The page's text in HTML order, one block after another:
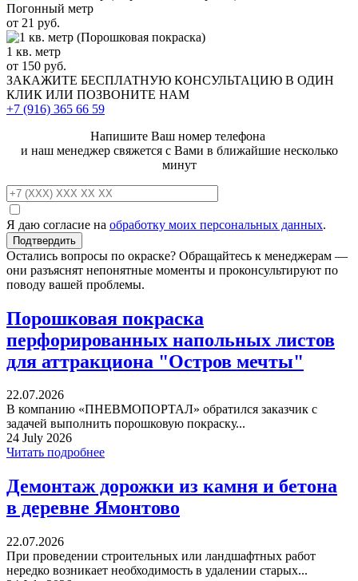
Погонный метр
от 21 руб.
1 кв. метр
от 150 руб.
ЗАКАЖИТЕ БЕСПЛАТНУЮ КОНСУЛЬТАЦИЮ В ОДИН
КЛИК ИЛИ ПОЗВОНИТЕ НАМ
+7 (916) 365 66 59
Напишите Ваш номер телефона
и наш менеджер свяжется с Вами в ближайшие несколько
минут
Я даю согласие на обработку моих персональных данных.
Остались вопросы по окраске? Обращайтесь к менеджерам —
они разъяснят непонятные моменты и проконсультируют по
поводу вашей проблемы.
Порошковая покраска
перфорированных напольных листов
для аттракциона "Остров мечты"
22.07.2026
В компанию «ПНЕВМОПОРТАЛ» обратился заказчик с
задачей выполнить порошковую покраску...
24 July 2026
Читать подробнее
Демонтаж дорожки из камня и бетона
в деревне Ямонтово
22.07.2026
При проведении строительных или ландшафтных работ
нередко возникает необходимость в удалении старых...